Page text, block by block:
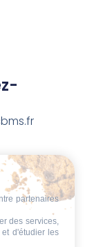
partenaires
des services,
d'étudier les